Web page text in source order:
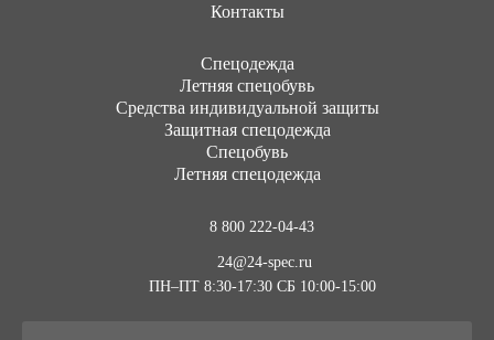
Контакты
Cпецодежда
Летняя спецобувь
Средства индивидуальной защиты
Защитная спецодежда
Спецобувь
Летняя спецодежда
8 800 222-04-43
24@24-spec.ru
ПН–ПТ 8:30-17:30 СБ 10:00-15:00